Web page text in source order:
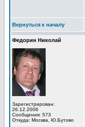
Вернуться к началу
Федорин Николай
Зарегистрирован:
26.12.2006
Сообщения: 573
Откуда: Москва, Ю.Бутово